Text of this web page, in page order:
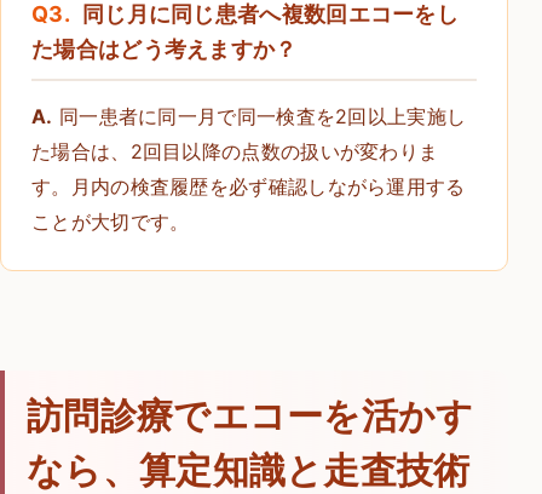
Q3.
同じ月に同じ患者へ複数回エコーをし
た場合はどう考えますか？
A. 同一患者に同一月で同一検査を2回以上実施し
た場合は、2回目以降の点数の扱いが変わりま
す。月内の検査履歴を必ず確認しながら運用する
ことが大切です。
訪問診療でエコーを活かす
なら、算定知識と走査技術